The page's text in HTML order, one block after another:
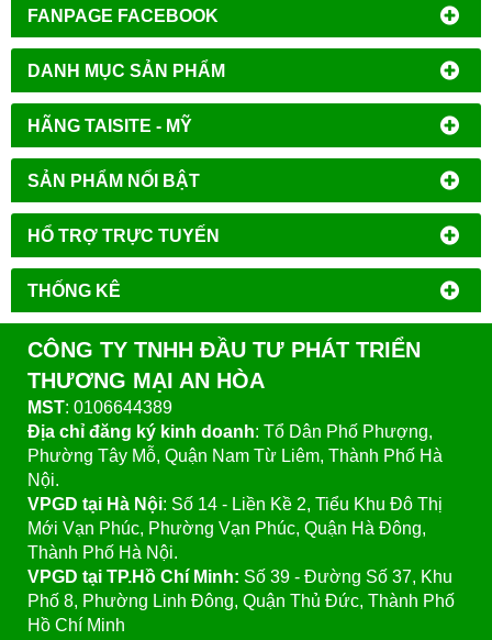
FANPAGE FACEBOOK
DANH MỤC SẢN PHẨM
HÃNG TAISITE - MỸ
SẢN PHẨM NỔI BẬT
HỔ TRỢ TRỰC TUYẾN
THỐNG KÊ
CÔNG TY TNHH ĐẦU TƯ PHÁT TRIỂN
THƯƠNG MẠI AN HÒA
MST: 0106644389
Địa chỉ đăng ký kinh doanh: Tổ Dân Phố Phượng,
Phường Tây Mỗ, Quận Nam Từ Liêm, Thành Phố Hà
Nội.
VPGD tại Hà Nội: Số 14 - Liền Kề 2, Tiểu Khu Đô Thị
Mới Vạn Phúc, Phường Vạn Phúc, Quận Hà Đông,
Thành Phố Hà Nội.
VPGD tại TP.Hồ Chí Minh: Số 39 - Đường Số 37, Khu
Phố 8, Phường Linh Đông, Quận Thủ Đức, Thành Phố
Hồ Chí Minh